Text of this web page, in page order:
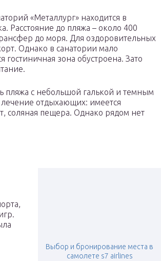
«Металлург» находится в
Расстояние до пляжа – около 400
до моря. Для оздоровительных
Однако в санатории мало
гостиничная зона обустроена. Зато
пляжа с небольшой галькой и темным
лечение отдыхающих: имеется
соляная пещера. Однако рядом нет
Выбор и бронирование места в
самолете s7 airlines